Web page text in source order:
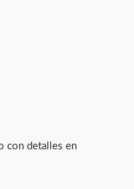
con detalles en